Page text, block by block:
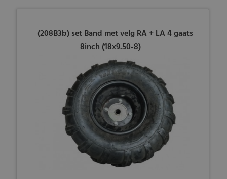
(208B3b) set Band met velg RA + LA 4 gaats
8inch (18x9.50-8)